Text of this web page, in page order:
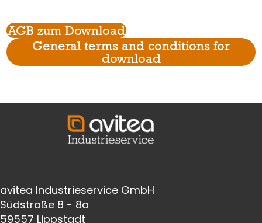
AGB zum Download
General terms and conditions for
download
avitea Industrieservice GmbH
Südstraße 8 - 8a
59557 Lippstadt